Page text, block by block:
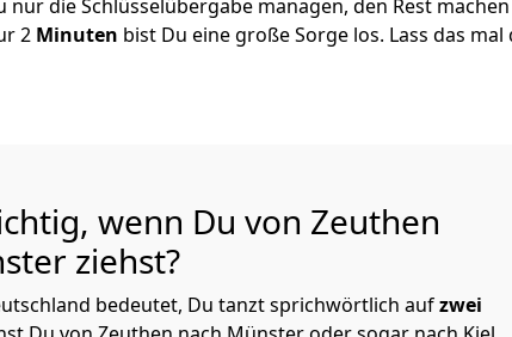
nur die Schlüsselübergabe managen, den Rest
2 Minuten bist Du eine große Sorge los. Lass das
wenn Du von Zeuthen
ziehst?
bedeutet, Du tanzt sprichwörtlich aufzwei